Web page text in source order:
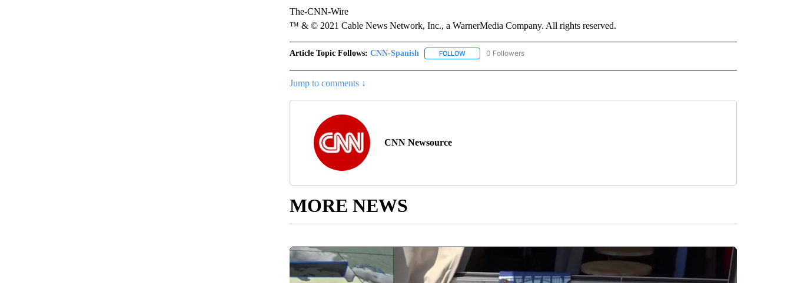
The-CNN-Wire
™ & © 2021 Cable News Network, Inc., a WarnerMedia Company. All rights reserved.
Article Topic Follows: CNN-Spanish FOLLOWFOLLOW "CNN-SPANISH" TO RECEIVE NOTIFICATIONS ABOUT NEW PAGES ON "CNN-SPANISH".
0 Followers
Jump to comments ↓
CNN Newsource
MORE NEWS